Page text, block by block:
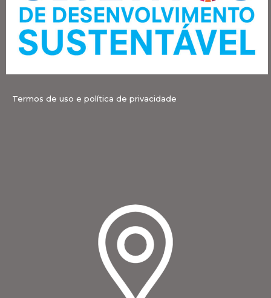
Termos de uso e política de privacidade